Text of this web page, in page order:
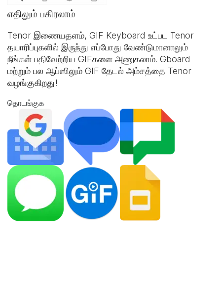
எதிலும் பகிரலாம்
Tenor இணையதளம், GIF Keyboard உட்பட Tenor
தயாரிப்புகளில் இருந்து எப்போது வேண்டுமானாலும்
நீங்கள் பதிவேற்றிய GIFகளை அணுகலாம். Gboard
மற்றும் பல ஆப்ஸிலும் GIF தேடல் அம்சத்தை Tenor
வழங்குகிறது!
தொடங்குக